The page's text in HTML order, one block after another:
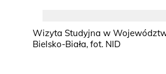
Wizyta Studyjna w
Bielsko-Biała, fot. NID